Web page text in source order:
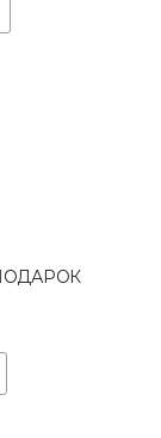
ПОДАРОК